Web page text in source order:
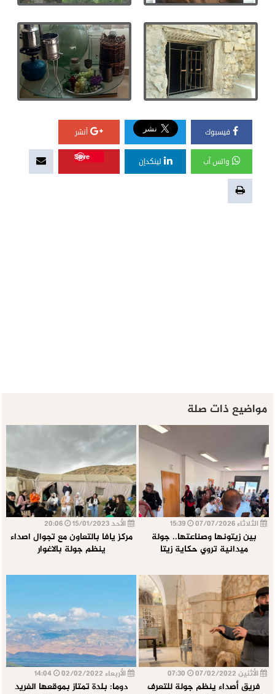
فيسبوك أنشر
واتس آب لينكدإن
Save
مواضيع ذات صلة
الثلاثاء 07/07/2026
بين زيتونها وصناعتها.. جولة
ميدانية تروي حكاية زيتا
الأحد 15/01/2023
مركز يافا بالتعاون مع تجوال اصداء
ينظم جولة بالاغوار
الأثنين 07/02/2022
فريق أصداء ينظم جولة للتعرف
الأربعاء 02/02/2022
دوما: بلدة تمتاز بموقعها الفريد